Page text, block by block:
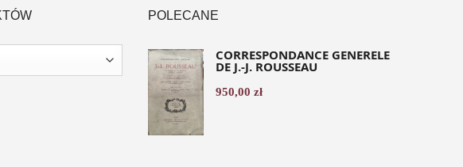
POLECANE
CORRESPONDANCE GENERELE
DE J.-J. ROUSSEAU
950,00 zł